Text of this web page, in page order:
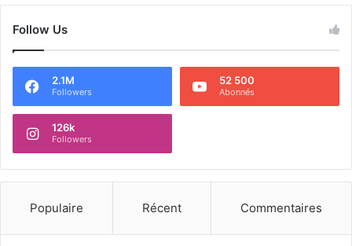
Follow Us
2.1M
Followers
52 500
Abonnés
126k
Followers
Populaire Récent Commentaires